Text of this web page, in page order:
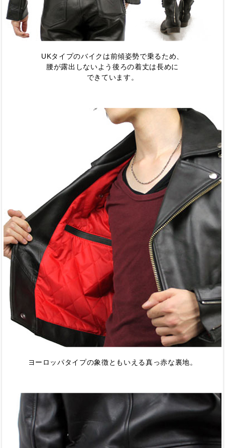
UKタイプのバイクは前傾姿勢で乗るため、
腰が露出しないよう後ろの着丈は長めに
できています。
ヨーロッパタイプの象徴ともいえる真っ赤な裏地。